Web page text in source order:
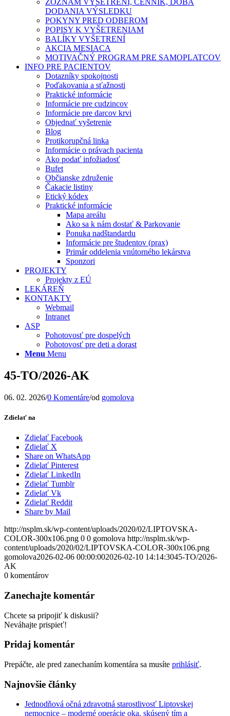
ZOZNAM VYŠETRENÍ, CENNÍK, DOBA
DODANIA VÝSLEDKU
POKYNY PRED ODBEROM
POPISY K VYŠETRENIAM
BALÍKY VYŠETRENÍ
AKCIA MESIACA
MOTIVAČNÝ PROGRAM PRE SAMOPLATCOV
INFO PRE PACIENTOV
Dotazníky spokojnosti
Poďakovania a sťažnosti
Praktické informácie
Informácie pre cudzincov
Informácie pre darcov krvi
Objednať vyšetrenie
Blog
Protikorupčná linka
Informácie o právach pacienta
Ako podať infožiadosť
Bufet
Občianske združenie
Čakacie listiny
Etický kódex
Praktické informácie
Mapa areálu
Ako sa k nám dostať & Parkovanie
Ponuka nadštandardu
Informácie pre študentov (prax)
Primár oddelenia vnútorného lekárstva
Sponzori
PROJEKTY
Projekty z EÚ
LEKÁREŇ
KONTAKTY
Webmail
Intranet
ASP
Pohotovosť pre dospelých
Pohotovosť pre deti a dorast
Menu Menu
45-TO/2026-AK
06. 02. 2026/0 Komentáre/od gomolova
Zdielať na
Zdielať Facebook
Zdielať X
Share on WhatsApp
Zdielať Pinterest
Zdielať LinkedIn
Zdielať Tumblr
Zdielať Vk
Zdielať Reddit
Share by Mail
http://nsplm.sk/wp-content/uploads/2020/02/LIPTOVSKA-
COLOR-300x106.png 0 0 gomolova http://nsplm.sk/wp-
content/uploads/2020/02/LIPTOVSKA-COLOR-300x106.png
gomolova2026-02-06 00:00:002026-02-10 14:14:3045-TO/2026-
AK
0 komentárov
Zanechajte komentár
Chcete sa pripojiť k diskusii?
Neváhajte prispieť!
Pridaj komentár
Prepáčte, ale pred zanechaním komentára sa musíte prihlásiť.
Najnovšie články
Jednodňová očná zdravotná starostlivosť Liptovskej
nemocnice – moderné operácie oka, skúsený tím a